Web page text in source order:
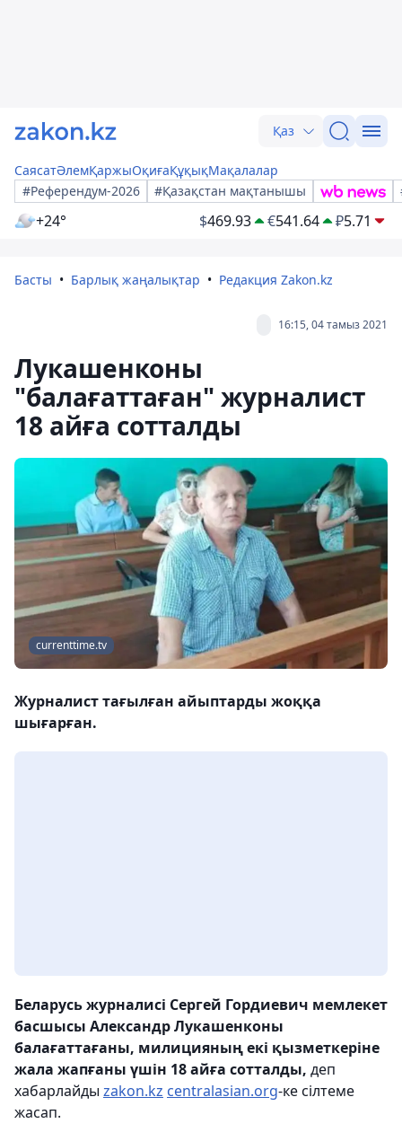
Қаз
СаясатӘлемҚаржыОқиғаҚұқықМақалалар
#Референдум-2026
#Қазақстан мақтанышы
+24° $469.93 €541.64 ₽5.71
Басты Барлық жаңалықтар Редакция Zakon.kz
16:15, 04 тамыз 2021
Лукашенконы
"балағаттаған" журналист
18 айға сотталды
currenttime.tv
Журналист тағылған айыптарды жоққа
шығарған.
Беларусь журналисі Сергей Гордиевич мемлекет
басшысы Александр Лукашенконы
балағаттағаны, милицияның екі қызметкеріне
жала жапғаны үшін 18 айға сотталды, деп
хабарлайды zakon.kz centralasian.org-ке сілтеме
жасап.